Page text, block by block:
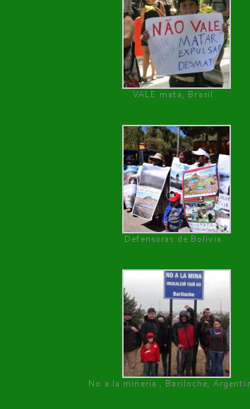
VALE mata, Brasil
Defensoras de Bolivia
No a la minería , Bariloche,